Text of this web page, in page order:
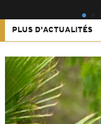
PLUS D'ACTUALITÉS